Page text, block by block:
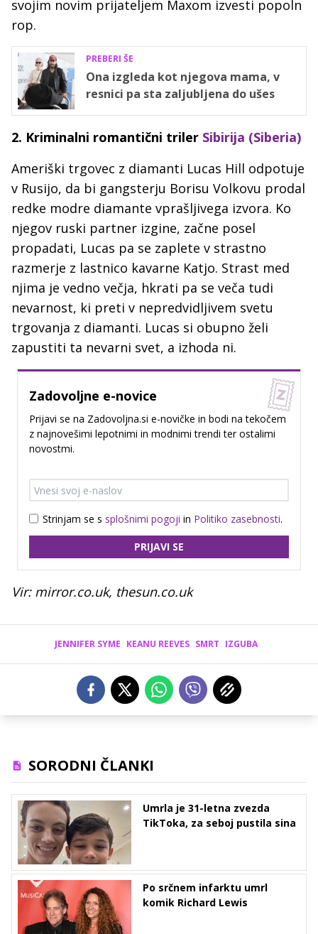
svojim novim prijateljem Maxom izvesti popoln
rop.
PREBERI ŠE
Ona izgleda kot njegova mama, v
resnici pa sta zaljubljena do ušes
2. Kriminalni romantični triler Sibirija (Siberia)
Ameriški trgovec z diamanti Lucas Hill odpotuje
v Rusijo, da bi gangsterju Borisu Volkovu prodal
redke modre diamante vprašljivega izvora. Ko
njegov ruski partner izgine, začne posel
propadati, Lucas pa se zaplete v strastno
razmerje z lastnico kavarne Katjo. Strast med
njima je vedno večja, hkrati pa se veča tudi
nevarnost, ki preti v nepredvidljivem svetu
trgovanja z diamanti. Lucas si obupno želi
zapustiti ta nevarni svet, a izhoda ni.
Zadovoljne e-novice
Prijavi se na Zadovoljna.si e-novičke in bodi na tekočem
z najnovešimi lepotnimi in modnimi trendi ter ostalimi
novostmi.
Strinjam se s splošnimi pogoji in Politiko zasebnosti.
PRIJAVI SE
Vir: mirror.co.uk, thesun.co.uk
JENNIFER SYME KEANU REEVES SMRT IZGUBA
SORODNI ČLANKI
Umrla je 31-letna zvezda
TikToka, za seboj pustila sina
Po srčnem infarktu umrl
komik Richard Lewis